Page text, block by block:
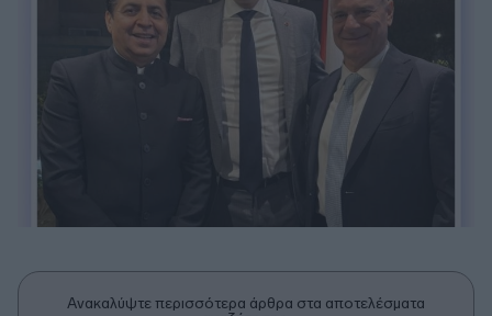
Ανακαλύψτε περισσότερα άρθρα στα αποτελέσματα